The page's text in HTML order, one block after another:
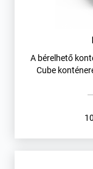
A bérelhető
Cube